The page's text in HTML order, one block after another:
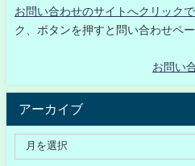
お問い合わせのサイトへクリック
ク、ボタンを押すと問い合わせペ
お問い
アーカイブ